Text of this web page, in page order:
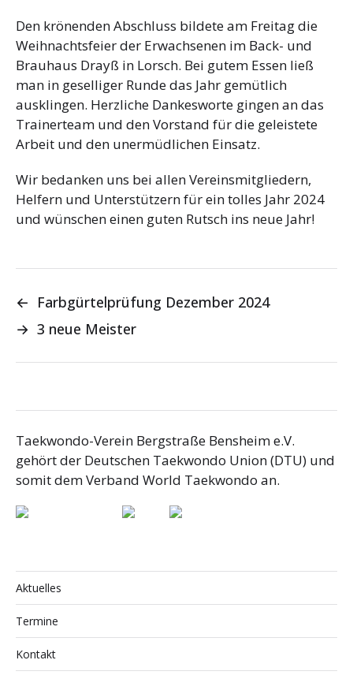
Den krönenden Abschluss bildete am Freitag die
Weihnachtsfeier der Erwachsenen im Back- und
Brauhaus Drayß in Lorsch. Bei gutem Essen ließ
man in geselliger Runde das Jahr gemütlich
ausklingen. Herzliche Dankesworte gingen an das
Trainerteam und den Vorstand für die geleistete
Arbeit und den unermüdlichen Einsatz.
Wir bedanken uns bei allen Vereinsmitgliedern,
Helfern und Unterstützern für ein tolles Jahr 2024
und wünschen einen guten Rutsch ins neue Jahr!
← Farbgürtelprüfung Dezember 2024
→ 3 neue Meister
Taekwondo-Verein Bergstraße Bensheim e.V.
gehört der Deutschen Taekwondo Union (DTU) und
somit dem Verband World Taekwondo an.
Aktuelles
Termine
Kontakt